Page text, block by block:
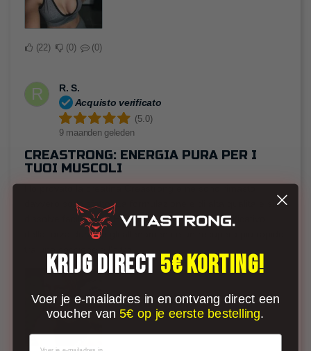
22 0 0
R
R. S.
Acquisto verificato
(5.0)
9 maanden geleden
CREASTRONG: ENERGIA PURA PER I
TUOI MUSCOLI
davvero soddisfatto! La formulazione è di alta qualità e si
dissolve facilmente. Ho notato un aumento significativo
della forza durante gli allenamenti e un recupero più rapido
KRIJG DIRECT5€ KORTING!
Voer je e-mailadres in en ontvang direct een
voucher van 5€ op je eerste bestelling.